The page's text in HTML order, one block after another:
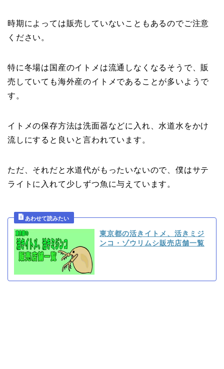
時期によっては販売していないこともあるのでご注意
ください。
特に冬場は国産のイトメは流通しなくなるそうで、販
売していても海外産のイトメであることが多いようで
す。
イトメの保存方法は洗面器などに入れ、水道水をかけ
流しにすると良いと言われています。
ただ、それだと水道代がもったいないので、僕はサテ
ライトに入れて少しずつ魚に与えています。
東京都の活きイトメ、活きミジ
ンコ・ゾウリムシ販売店舗一覧